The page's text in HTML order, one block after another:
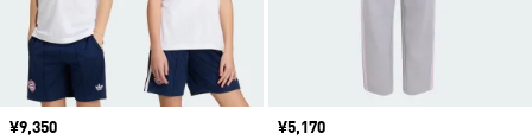
価格
¥9,350
価格
¥5,170